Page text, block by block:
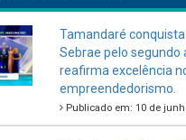
Tamandaré
Sebrae pelo segundo
reafirma excelência
empreendedorismo.
Publicado em: 10 de